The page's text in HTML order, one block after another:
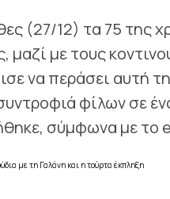
(27/12) τα 75 της
με τους
να περάσει αυτή
φίλων σε
σύμφωνα με το